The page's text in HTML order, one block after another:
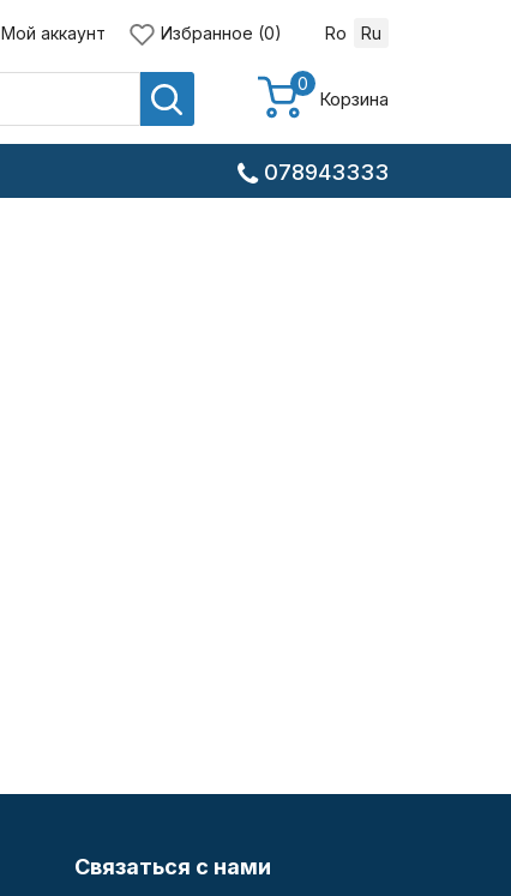
Мой аккаунт Избранное (0) Ro Ru
0
Корзина
078943333
Связаться с нами